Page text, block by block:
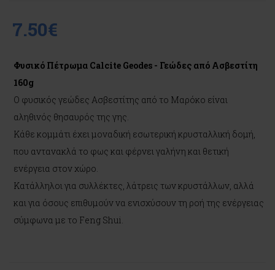
7.50€
Φυσικό Πέτρωμα Calcite Geodes - Γεώδες από Ασβεστίτη
160g
Ο φυσικός γεώδες Ασβεστίτης από το Μαρόκο είναι
αληθινός θησαυρός της γης.
Κάθε κομμάτι έχει μοναδική εσωτερική κρυσταλλική δομή,
που αντανακλά το φως και φέρνει γαλήνη και θετική
ενέργεια στον χώρο.
Κατάλληλοι για συλλέκτες, λάτρεις των κρυστάλλων, αλλά
και για όσους επιθυμούν να ενισχύσουν τη ροή της ενέργειας
σύμφωνα με το Feng Shui.